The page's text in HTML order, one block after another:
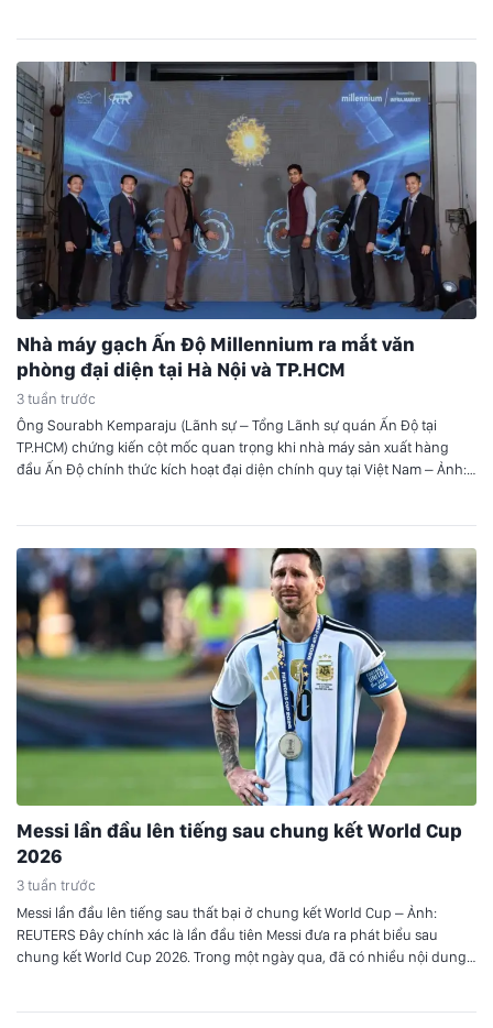
Nhà máy gạch Ấn Độ Millennium ra mắt văn
phòng đại diện tại Hà Nội và TP.HCM
3 tuần trước
Ông Sourabh Kemparaju (Lãnh sự – Tổng Lãnh sự quán Ấn Độ tại
TP.HCM) chứng kiến cột mốc quan trọng khi nhà máy sản xuất hàng
đầu Ấn Độ chính thức kích hoạt đại diện chính quy tại Việt Nam – Ảnh:
Messi lần đầu lên tiếng sau chung kết World Cup
2026
3 tuần trước
Messi lần đầu lên tiếng sau thất bại ở chung kết World Cup – Ảnh:
REUTERS Đây chính xác là lần đầu tiên Messi đưa ra phát biểu sau
chung kết World Cup 2026. Trong một ngày qua, đã có nhiều nội dung